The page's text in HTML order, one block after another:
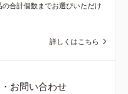
合計個数までお選びいただけ
詳しくはこちら
お問い合わせ